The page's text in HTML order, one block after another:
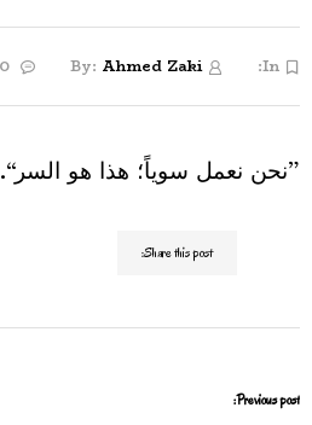
In:
By: Ahmed Zaki
”نحن نعمل سوياً؛ هذا هو السر“.
Share this post:
Previous post: